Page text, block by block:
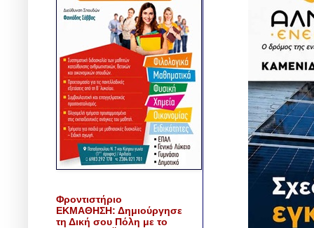
Φροντιστήριο
ΕΚΜΑΘΗΣΗ: Δημιούργησε
τη Δική σου Πόλη με το